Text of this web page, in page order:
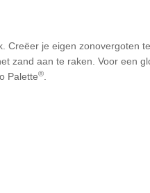
je eigen zonovergoten
zand aan te raken. Voor een
Palette®.